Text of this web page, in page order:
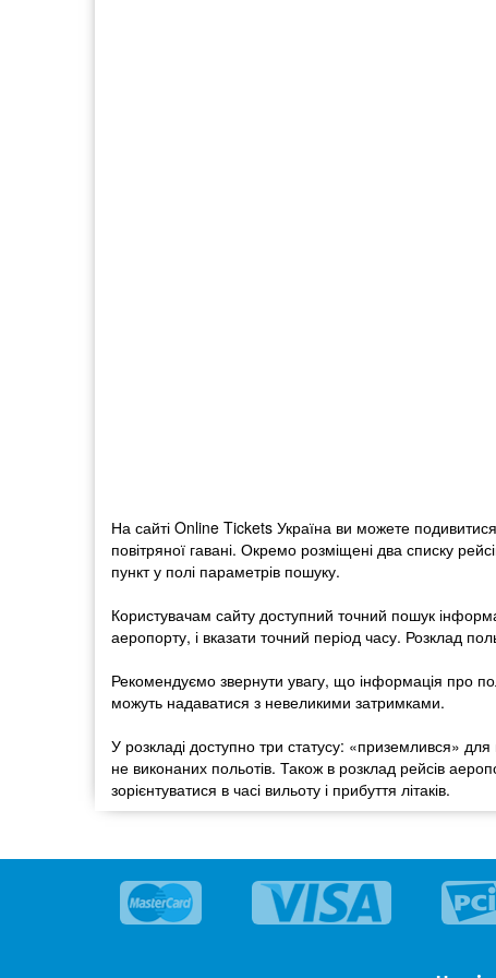
На сайті Online Tickets Україна ви можете
повітряної гавані. Окремо розміщені два списку
пункт у полі параметрів пошуку.
Користувачам сайту доступний точний пошук
аеропорту, і вказати точний період часу. Розклад
Рекомендуємо звернути увагу, що інформація про
можуть надаватися з невеликими затримками.
У розкладі доступно три статусу: «приземлився»
не виконаних польотів. Також в розклад рейсів
зорієнтуватися в часі вильоту і прибуття літаків.